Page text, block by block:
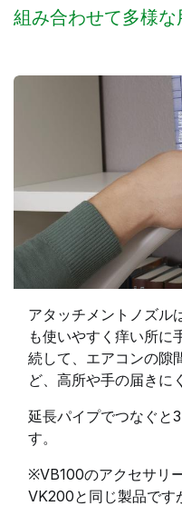
組み合わせて多様な
アタッチメントノズル
も使いやすく痒い所に
続して、エアコンの隙
ど、高所や手の届きに
延長パイプでつなぐと
す。
※VB100のアクセサリ
VK200と同じ製品です